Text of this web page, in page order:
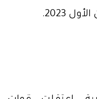
2023.